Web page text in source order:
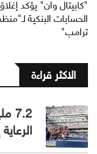
"كابيتال وان" يؤكد
الحسابات البنكية
ترامب"
الاكثر قراءة